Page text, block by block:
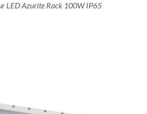
LED Azurite Rack 100W IP65